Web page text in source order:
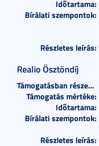
Időtartama:
Bírálati szempontok:
Részletes leírás:
Realio Ösztöndíj
Támogatásban részesülők száma:
Támogatás mértéke:
Időtartama:
Bírálati szempontok:
Részletes leírás: